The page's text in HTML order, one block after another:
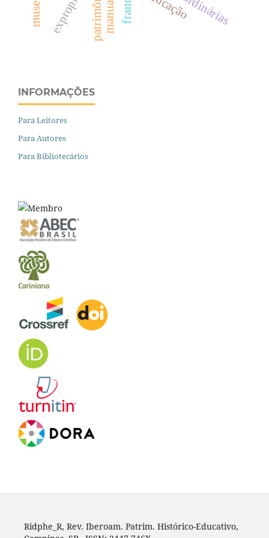
patrimônio
INFORMAÇÕES
Para Leitores
Para Autores
Para Bibliotecários
Ridphe_R, Rev. Iberoam. Patrim. Histórico-Educativo,